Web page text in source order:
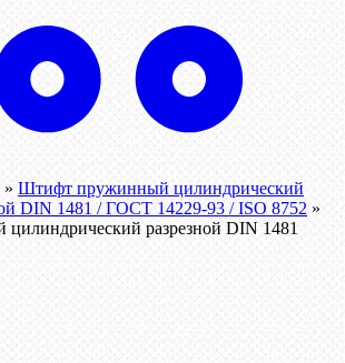
» Штифт пружинный цилиндрический
DIN 1481 / ГОСТ 14229-93 / ISO 8752 »
разрезной DIN 1481